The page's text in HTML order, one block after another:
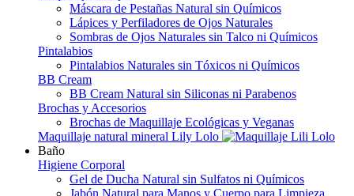
Máscara de Pestañas Natural sin Químicos
Lápices y Perfiladores de Ojos Naturales
Sombras de Ojos Naturales sin Talco ni Químicos
Pintalabios
Pintalabios Naturales sin Tóxicos ni Químicos
BB Cream
BB Cream Natural sin Siliconas ni Parabenos
Brochas y Accesorios
Brochas de Maquillaje Ecológicas y Veganas
Maquillaje natural mineral Lily Lolo
Baño
Higiene Corporal
Gel de Ducha Natural sin Sulfatos ni Químicos
Jabón Natural para Manos y Cuerpo para Limpieza